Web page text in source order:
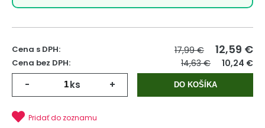
Cena s DPH: 17,99 € 12,59 €
Cena bez DPH: 14,63 € 10,24 €
- ks + DO KOŠÍKA
Pridať do zoznamu